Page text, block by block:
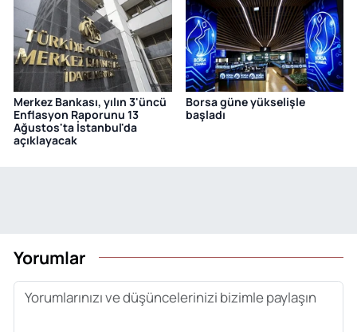
Merkez Bankası, yılın 3'üncü
Enflasyon Raporunu 13
Ağustos'ta İstanbul'da
açıklayacak
Borsa güne yükselişle
başladı
Yorumlar